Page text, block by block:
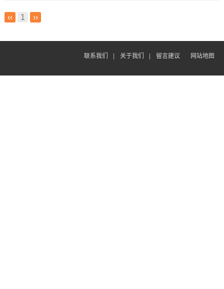
‹‹ 1 ››
联系我们 关于我们 留言建议 网站地图